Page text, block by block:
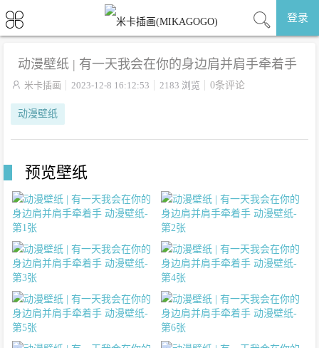
登录
动漫壁纸 | 有一天我会在你的身边肩并肩手牵着手
 米卡插画 2023-12-8 16:12:53 2183 浏览 0条评论
动漫壁纸
预览壁纸